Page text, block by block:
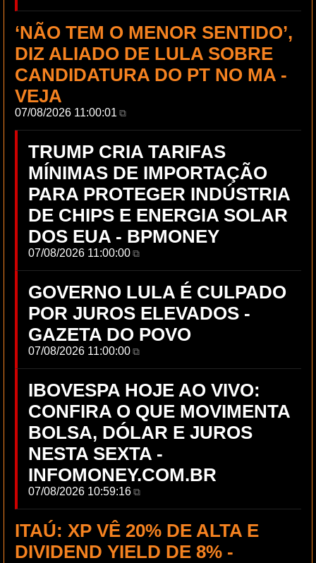
‘NÃO TEM O MENOR SENTIDO’,
DIZ ALIADO DE LULA SOBRE
CANDIDATURA DO PT NO MA -
VEJA
07/08/2026 11:00:01 ⧉
TRUMP CRIA TARIFAS
MÍNIMAS DE IMPORTAÇÃO
PARA PROTEGER INDÚSTRIA
DE CHIPS E ENERGIA SOLAR
DOS EUA - BPMONEY
07/08/2026 11:00:00⧉
GOVERNO LULA É CULPADO
POR JUROS ELEVADOS -
GAZETA DO POVO
07/08/2026 11:00:00⧉
IBOVESPA HOJE AO VIVO:
CONFIRA O QUE MOVIMENTA
BOLSA, DÓLAR E JUROS
NESTA SEXTA -
INFOMONEY.COM.BR
07/08/2026 10:59:16⧉
ITAÚ: XP VÊ 20% DE ALTA E
DIVIDEND YIELD DE 8% -